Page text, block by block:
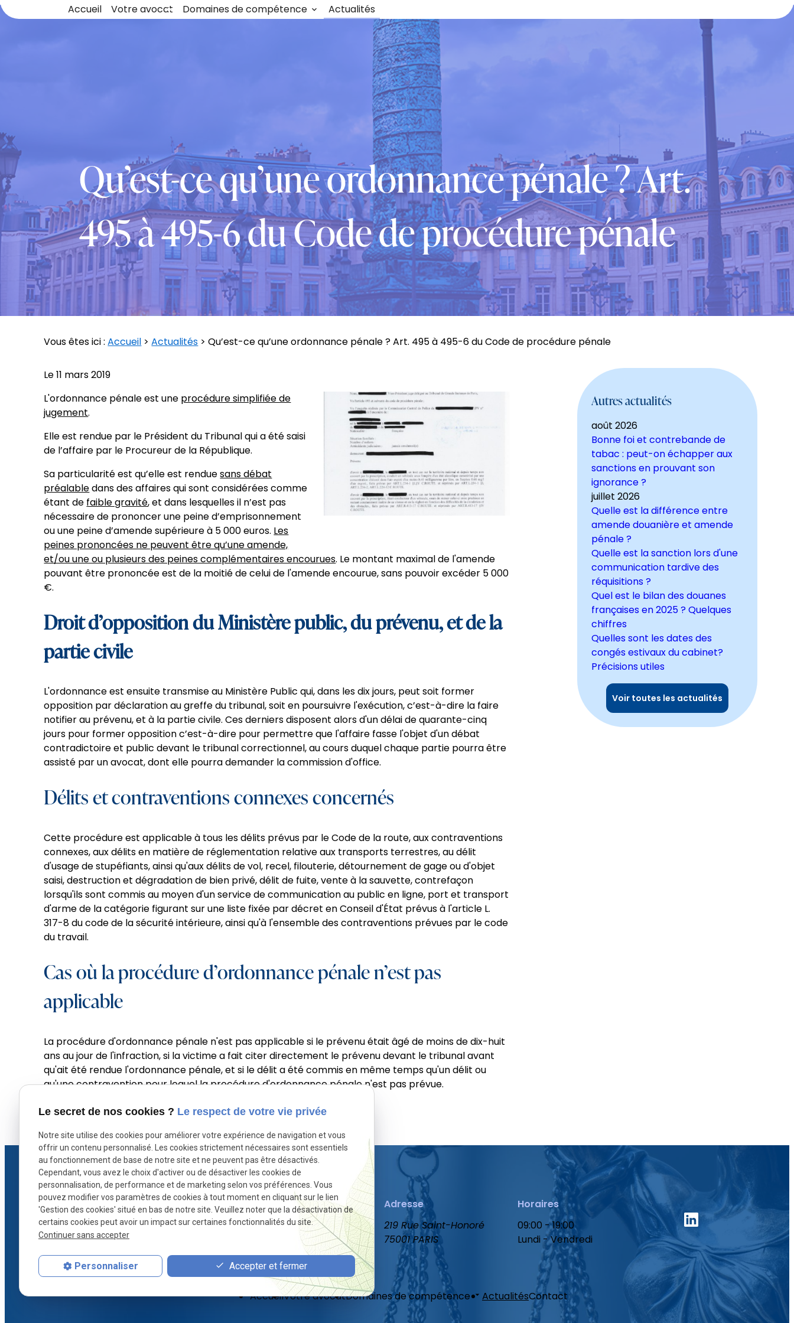
Accueil Votre avocat Domaines de compétence Actualités
Qu’est-ce qu’une ordonnance pénale ? Art.
495 à 495-6 du Code de procédure pénale
Vous êtes ici : Accueil >Actualités > Qu’est-ce qu’une ordonnance pénale ? Art. 495 à 495-6 du Code de procédure pénale
Le11 mars 2019
L'ordonnance pénale est une procédure simplifiée de
jugement.
Elle est rendue par le Président du Tribunal qui a été saisi
de l’affaire par le Procureur de la République.
Sa particularité est qu’elle est renduesans débat
préalabledans des affaires qui sont considérées comme
étant de faible gravité, et dans lesquelles il n’est pas
nécessaire de prononcer une peine d’emprisonnement
ou une peine d’amende supérieure à 5 000 euros. Les
peines prononcées ne peuvent être qu’une amende,
et/ou une ou plusieurs des peines complémentaires encourues. Le montant maximal de l'amende
pouvant être prononcée est de la moitié de celui de l'amende encourue, sans pouvoir excéder 5 000
€.
Droit d’opposition du Ministère public, du prévenu, et de la
partie civile
L'ordonnance est ensuite transmise au Ministère Public qui, dans les dix jours, peut soit former
opposition par déclaration au greffe du tribunal, soit en poursuivre l'exécution, c’est-à-dire la faire
notifier au prévenu, et à la partie civile. Ces derniers disposent alors d'un délai de quarante-cinq
jours pour former opposition c’est-à-dire pour permettre que l'affaire fasse l'objet d'un débat
contradictoire et public devant le tribunal correctionnel, au cours duquel chaque partie pourra être
assisté par un avocat, dont elle pourra demander la commission d'office.
Délits et contraventions connexes concernés
Cette procédure est applicable à tous les délits prévus par le Code de la route, aux contraventions
connexes, aux délits en matière de réglementation relative aux transports terrestres, au délit
d'usage de stupéfiants, ainsi qu'aux délits de vol, recel, filouterie, détournement de gage ou d'objet
saisi, destruction et dégradation de bien privé, délit de fuite, vente à la sauvette, contrefaçon
lorsqu'ils sont commis au moyen d'un service de communication au public en ligne, port et transport
d'arme de la catégorie figurant sur une liste fixée par décret en Conseil d'État prévus à l'article L.
317-8 du code de la sécurité intérieure, ainsi qu'à l'ensemble des contraventions prévues par le code
du travail.
Cas où la procédure d’ordonnance pénale n’est pas
applicable
La procédure d'ordonnance pénale n'est pas applicable si le prévenu était âgé de moins de dix-huit
ans au jour de l'infraction, si la victime a fait citer directement le prévenu devant le tribunal avant
qu'ait été rendue l'ordonnance pénale, et si le délit a été commis en même temps qu'un délit ou
qu'une contravention pour lequel la procédure d'ordonnance pénale n'est pas prévue.
X (formerly Twitter) est désactivé. Autoriser Facebook est désactivé. Autoriser
Autres actualités
août 2026
Bonne foi et contrebande de
tabac : peut-on échapper aux
sanctions en prouvant son
ignorance ?
juillet 2026
Quelle est la différence entre
amende douanière et amende
pénale ?
Quelle est la sanction lors d'une
communication tardive des
réquisitions ?
Quel est le bilan des douanes
françaises en 2025 ? Quelques
chiffres
Quelles sont les dates des
congés estivaux du cabinet?
Précisions utiles
Voir toutes les actualités
Défense stratégique et conseils sur
mesure : Maître CARESCHE protège
vos droits en droit pénal à Paris.
Téléphone
01 86 65 78 47
Adresse
219 Rue Saint-Honoré
75001 PARIS
Horaires
09:00 - 19:00
Lundi - Vendredi
AccueilVotre avocatDomaines de compétence ActualitésContact
Panneau de gestion des cookies
Le secret de nos cookies ? Le respect de votre vie privée
Notre site utilise des cookies pour améliorer votre expérience de navigation et vous
offrir un contenu personnalisé. Les cookies strictement nécessaires sont essentiels
au fonctionnement de base de notre site et ne peuvent pas être désactivés.
Cependant, vous avez le choix d'activer ou de désactiver les cookies de
personnalisation, de performance et de marketing selon vos préférences. Vous
pouvez modifier vos paramètres de cookies à tout moment en cliquant sur le lien
'Gestion des cookies' situé en bas de notre site. Veuillez noter que la désactivation de
certains cookies peut avoir un impact sur certaines fonctionnalités du site.
Continuer sans accepter
Personnaliser Accepter et fermer